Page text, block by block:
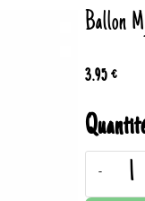
Ballon
3.95 €
-